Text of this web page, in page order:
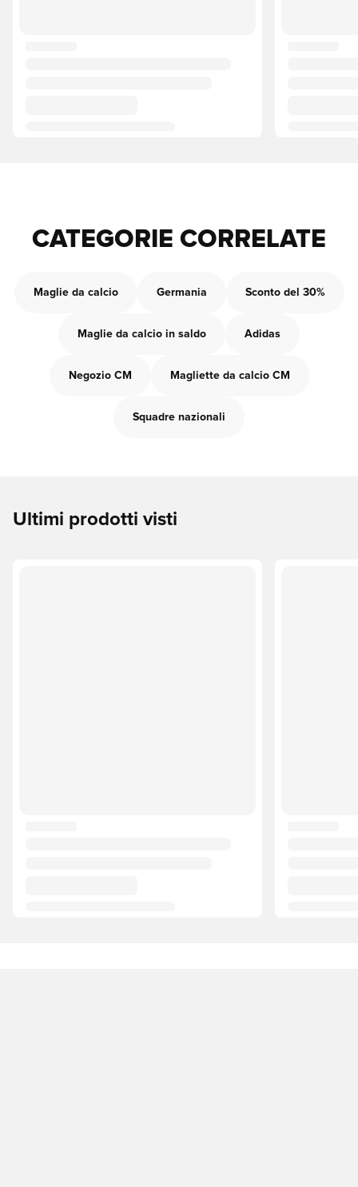
CATEGORIE CORRELATE
Maglie da calcio Germania Sconto del 30%
Maglie da calcio in saldo Adidas
Negozio CM Magliette da calcio CM
Squadre nazionali
Ultimi prodotti visti